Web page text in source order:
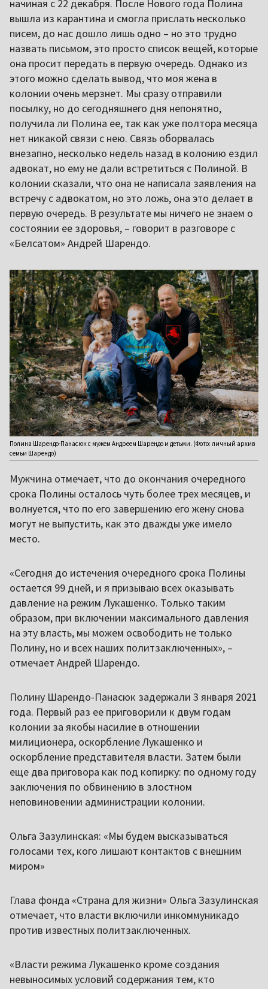
начиная с 22 декабря. После Нового года Полина
вышла из карантина и смогла прислать несколько
писем, до нас дошло лишь одно – но это трудно
назвать письмом, это просто список вещей, которые
она просит передать в первую очередь. Однако из
этого можно сделать вывод, что моя жена в
колонии очень мерзнет. Мы сразу отправили
посылку, но до сегодняшнего дня непонятно,
получила ли Полина ее, так как уже полтора месяца
нет никакой связи с нею. Связь оборвалась
внезапно, несколько недель назад в колонию ездил
адвокат, но ему не дали встретиться с Полиной. В
колонии сказали, что она не написала заявления на
встречу с адвокатом, но это ложь, она это делает в
первую очередь. В результате мы ничего не знаем о
состоянии ее здоровья, – говорит в разговоре с
«Белсатом» Андрей Шарендо.
Полина Шарендо-Панасюк с мужем Андреем Шарендо и детьми. (Фото: личный архив
семьи Шарендо)
Мужчина отмечает, что до окончания очередного
срока Полины осталось чуть более трех месяцев, и
волнуется, что по его завершению его жену снова
могут не выпустить, как это дважды уже имело
место.
«Сегодня до истечения очередного срока Полины
остается 99 дней, и я призываю всех оказывать
давление на режим Лукашенко. Только таким
образом, при включении максимального давления
на эту власть, мы можем освободить не только
Полину, но и всех наших политзаключенных», –
отмечает Андрей Шарендо.
Полину Шарендо-Панасюк задержали 3 января 2021
года. Первый раз ее приговорили к двум годам
колонии за якобы насилие в отношении
милиционера, оскорбление Лукашенко и
оскорбление представителя власти. Затем были
еще два приговора как под копирку: по одному году
заключения по обвинению в злостном
неповиновении администрации колонии.
Ольга Зазулинская: «Мы будем высказываться
голосами тех, кого лишают контактов с внешним
миром»
Глава фонда «Страна для жизни» Ольга Зазулинская
отмечает, что власти включили инкоммуникадо
против известных политзаключенных.
«Власти режима Лукашенко кроме создания
невыносимых условий содержания тем, кто